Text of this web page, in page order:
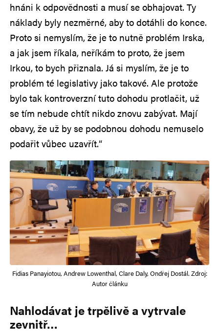
hnáni k odpovědnosti a musí se obhajovat. Ty
náklady byly nezměrné, aby to dotáhli do konce.
Proto si nemyslím, že je to nutně problém Irska,
a jak jsem říkala, neříkám to proto, že jsem
Irkou, to bych přiznala. Já si myslím, že je to
problém té legislativy jako takové. Ale protože
bylo tak kontroverzní tuto dohodu protlačit, už
se tím nebude chtít nikdo znovu zabývat. Mají
obavy, že už by se podobnou dohodu nemuselo
podařit vůbec uzavřít.“
Fidias Panayiotou, Andrew Lowenthal, Clare Daly, Ondřej Dostál. Zdroj:
Autor článku
Nahlodávat je trpělivě a vytrvale
zevnitř…